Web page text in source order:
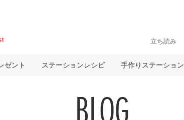
立ち読み
ゼント ステーションレシピ 手作りステーション